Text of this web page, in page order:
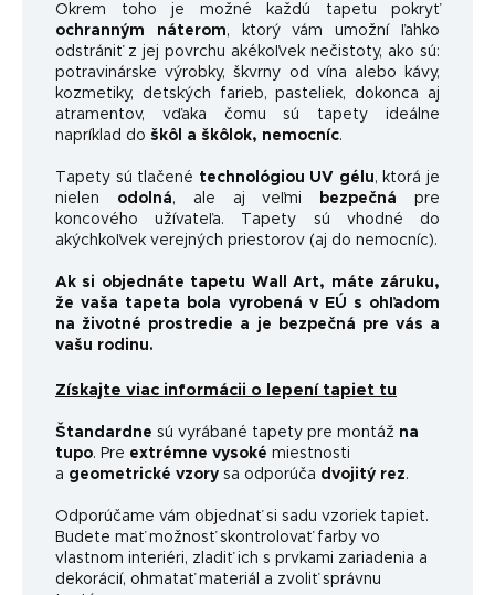
Okrem toho je možné každú tapetu pokryť
ochranným náterom, ktorý vám umožní ľahko
odstrániť z jej povrchu akékoľvek nečistoty, ako sú:
potravinárske výrobky, škvrny od vína alebo kávy,
kozmetiky, detských farieb, pasteliek, dokonca aj
atramentov, vďaka čomu sú tapety ideálne
napríklad do škôl a škôlok, nemocníc.
Tapety sú tlačené technológiou UV gélu, ktorá je
nielen odolná, ale aj veľmi bezpečná pre
koncového užívateľa. Tapety sú vhodné do
akýchkoľvek verejných priestorov (aj do nemocníc).
Ak si objednáte tapetu Wall Art, máte záruku,
že vaša tapeta bola vyrobená v EÚ s ohľadom
na životné prostredie a je bezpečná pre vás a
vašu rodinu.
Získajte viac informácii o lepení tapiet tu
Štandardne sú vyrábané tapety pre montáž na
tupo. Pre extrémne vysoké miestnosti
a geometrické vzory sa odporúča dvojitý rez.
Odporúčame vám objednať si sadu vzoriek tapiet.
Budete mať možnosť skontrolovať farby vo
vlastnom interiéri, zladiť ich s prvkami zariadenia a
dekorácií, ohmatať materiál a zvoliť správnu